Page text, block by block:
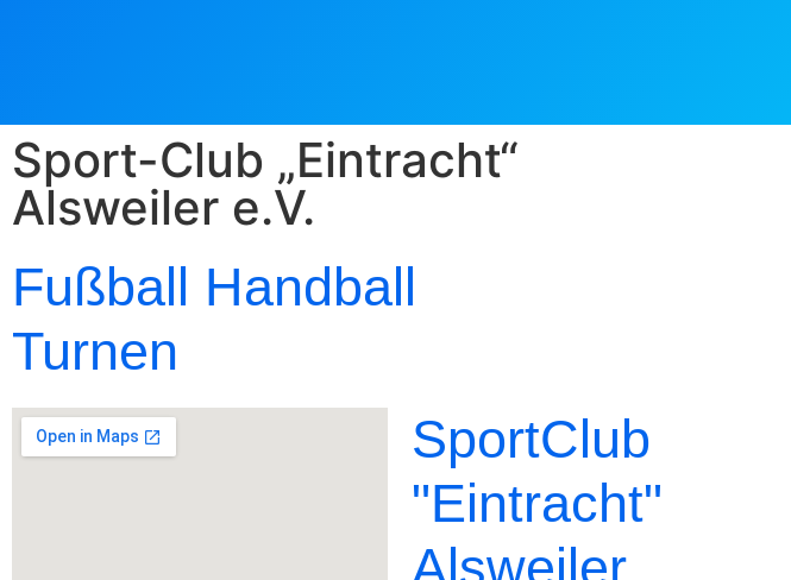
Sport-Club „Eintracht“
Alsweiler e.V.
Fußball Handball
Turnen
SportClub
"Eintracht"
Alsweiler